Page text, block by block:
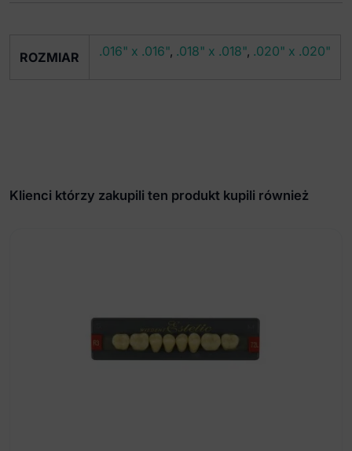
ROZMIAR .016" x .016", .018" x .018", .020" x .020"
Klienci którzy zakupili ten produkt kupili również